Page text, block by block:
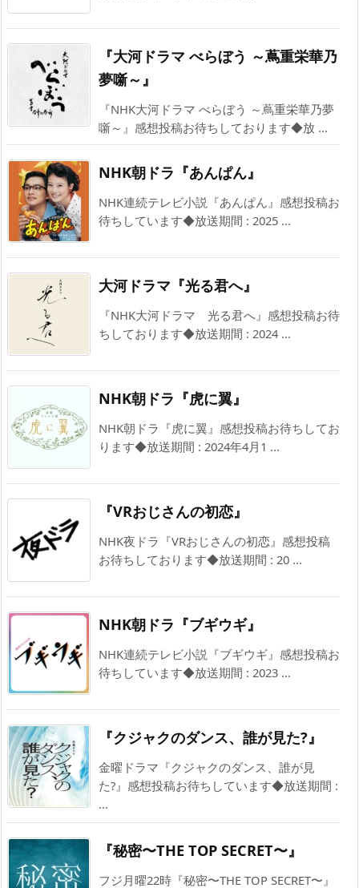
『大河ドラマ べらぼう ～蔦重栄華乃
夢噺～』
『NHK大河ドラマ べらぼう ～蔦重栄華乃夢
噺～』感想投稿お待ちしております◆放 ...
NHK朝ドラ『あんぱん』
NHK連続テレビ小説『あんぱん』感想投稿お
待ちしています◆放送期間 : 2025 ...
大河ドラマ『光る君へ』
『NHK大河ドラマ 光る君へ』感想投稿お待
ちしております◆放送期間 : 2024 ...
NHK朝ドラ『虎に翼』
NHK朝ドラ『虎に翼』感想投稿お待ちしてお
ります◆放送期間 : 2024年4月1 ...
『VRおじさんの初恋』
NHK夜ドラ『VRおじさんの初恋』感想投稿
お待ちしております◆放送期間 : 20 ...
NHK朝ドラ『ブギウギ』
NHK連続テレビ小説『ブギウギ』感想投稿お
待ちしています◆放送期間 : 2023 ...
『クジャクのダンス、誰が見た?』
金曜ドラマ『クジャクのダンス、誰が見
た?』感想投稿お待ちしています◆放送期間 :
...
『秘密〜THE TOP SECRET〜』
フジ月曜22時『秘密〜THE TOP SECRET〜』